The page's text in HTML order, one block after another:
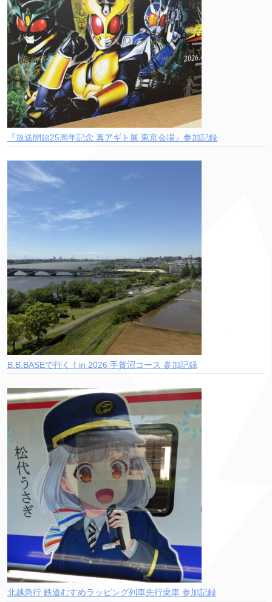
『放送開始25周年記念 真アギト展 東京会場』参加記録
B.B.BASEで行く！in 2026 手賀沼コース 参加記録
北越急行 鉄道むすめラッピング列車先行乗車 参加記録